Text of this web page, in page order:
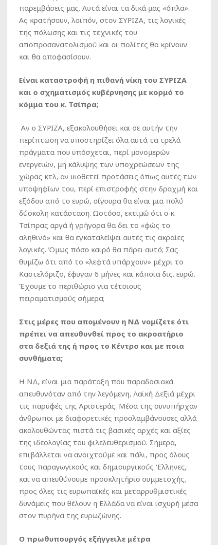
παρεμβάσεις μας. Αυτά είναι τα δικά μας «όπλα».
Ας κρατήσουν, λοιπόν, στον ΣΥΡΙΖΑ, τις λογικές
της πόλωσης και τις τεχνικές του
αποπροσανατολισμού και οι πολίτες θα κρίνουν
και θα αποφασίσουν.
Είναι καταστροφή η πιθανή νίκη του ΣΥΡΙΖΑ
και ο σχηματισμός κυβέρνησης με κορμό το
κόμμα του κ. Τσίπρα;
Αν ο ΣΥΡΙΖΑ, εξακολουθήσει και σε αυτήν την
περίπτωση να υποστηρίζει όλα αυτά τα τρελά
πράγματα που υπόσχεται, περί μονομερών
ενεργειών, μη κάλυψης των υποχρεώσεων της
χώρας κτλ, αν υιοθετεί προτάσεις όπως αυτές των
υποψηφίων του, περί επιστροφής στην δραχμή και
εξόδου από το ευρώ, σίγουρα θα είναι μια πολύ
δύσκολη κατάσταση. Ωστόσο, εκτιμώ ότι ο κ.
Τσίπρας αργά ή γρήγορα θα δει το «φώς το
αληθινό» και θα εγκαταλείψει αυτές τις ακραίες
λογικές. Όμως πόσο καιρό θα πάρει αυτό; Σας
θυμίζω ότι από το «λεφτά υπάρχουν» μέχρι το
Καστελόριζο, έφυγαν 6 μήνες και κάποια δις. ευρώ.
Έχουμε το περιθώριο για τέτοιους
πειραματισμούς σήμερα;
Στις μέρες που απομένουν η ΝΔ νομίζετε ότι
πρέπει να απευθυνθεί προς το ακροατήριο
στα δεξιά της ή προς το Κέντρο και με ποια
συνθήματα;
Η ΝΔ, είναι μια παράταξη που παραδοσιακά
απευθυνόταν από την λεγόμενη, Λαϊκή Δεξιά μέχρι
τις παρυφές της Αριστεράς. Μέσα της συνυπήρχαν
άνθρωποι με διαφορετικές προσλαμβάνουσες αλλά
ακολουθώντας πιστά τις βασικές αρχές και αξίες
της ιδεολογίας του φιλελευθερισμού. Σήμερα,
επιβάλλεται να ανοιχτούμε και πάλι, προς όλους
τους παραγωγικούς και δημιουργικούς Έλληνες,
και να απευθύνουμε προσκλητήριο συμμετοχής,
προς όλες τις ευρωπαϊκές και μεταρρυθμιστικές
δυνάμεις που θέλουν η Ελλάδα να είναι ισχυρή μέσα
στον πυρήνα της ευρωζώνης.
Ο πρωθυπουργός εξήγγειλε μέτρα